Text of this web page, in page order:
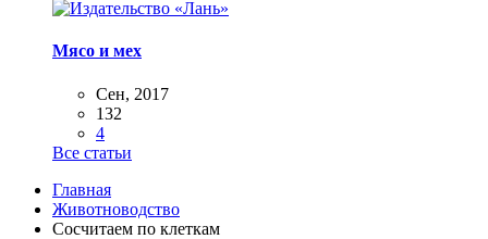
Мясо и мех
Сен, 2017
132
4
Все статьи
Главная
Животноводство
Сосчитаем по клеткам